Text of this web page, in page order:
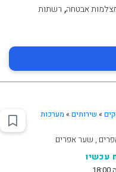
אבטחה, רשתות
» שירותים» מערכות
, שער אפרים
עכשיו